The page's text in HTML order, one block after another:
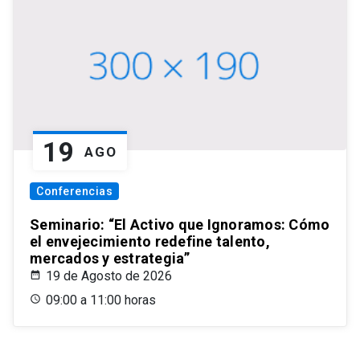
19 AGO
Conferencias
Seminario: “El Activo que Ignoramos: Cómo
el envejecimiento redefine talento,
mercados y estrategia”
19 de Agosto de 2026
09:00 a 11:00 horas